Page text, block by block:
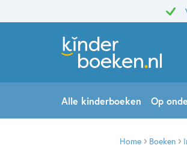
Alle kinderboeken Op
Home Boeken